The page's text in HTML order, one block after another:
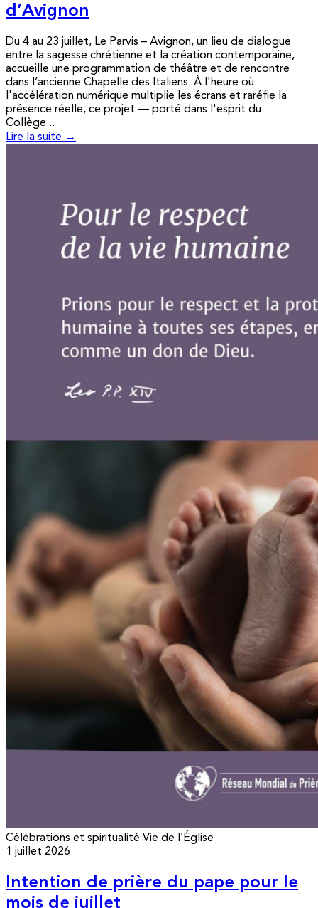
d’Avignon
Du 4 au 23 juillet, Le Parvis – Avignon, un lieu de dialogue
entre la sagesse chrétienne et la création contemporaine,
accueille une programmation de théâtre et de rencontre
dans l’ancienne Chapelle des Italiens. À l'heure où
l'accélération numérique multiplie les écrans et raréfie la
présence réelle, ce projet — porté dans l'esprit du
Collège...
Lire la suite →
Célébrations et spiritualité Vie de l’Église
1 juillet 2026
Intention de prière du pape pour le
mois de juillet